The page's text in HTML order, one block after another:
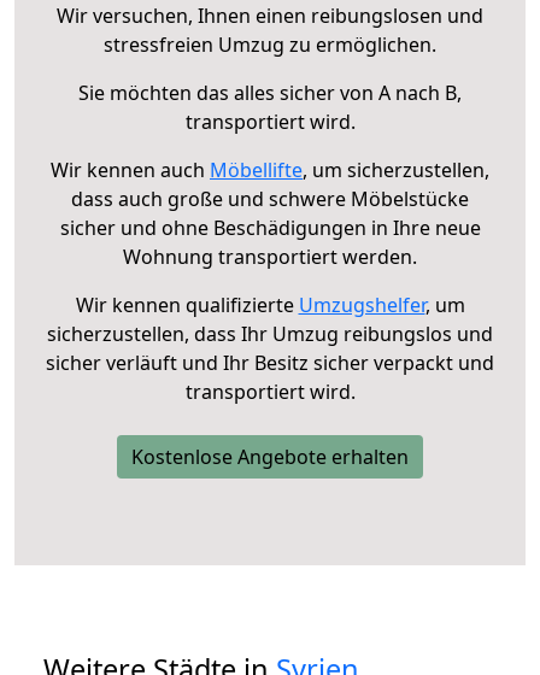
Wir versuchen, Ihnen einen reibungslosen und
stressfreien Umzug zu ermöglichen.
Sie möchten das alles sicher von A nach B,
transportiert wird.
Wir kennen auch Möbellifte, um sicherzustellen,
dass auch große und schwere Möbelstücke
sicher und ohne Beschädigungen in Ihre neue
Wohnung transportiert werden.
Wir kennen qualifizierte Umzugshelfer, um
sicherzustellen, dass Ihr Umzug reibungslos und
sicher verläuft und Ihr Besitz sicher verpackt und
transportiert wird.
Kostenlose Angebote erhalten